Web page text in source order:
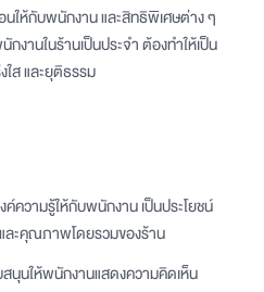
ให้กับพนักงาน และสิทธิพิเศษต่าง ๆ
งานในร้านเป็นประจำ ต้องทำให้เป็น
ใส และยุติธรรม
วามรู้ให้กับพนักงาน เป็นประโยชน์
คุณภาพโดยรวมของร้าน
นุนให้พนักงานแสดงความคิดเห็น